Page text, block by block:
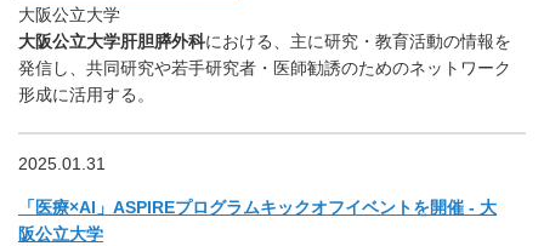
大阪公立大学
大阪公立大学肝胆膵外科における、主に研究・教育活動の情報を
発信し、共同研究や若手研究者・医師勧誘のためのネットワーク
形成に活用する。
2025.01.31
「医療×AI」ASPIREプログラムキックオフイベントを開催 - 大
阪公立大学